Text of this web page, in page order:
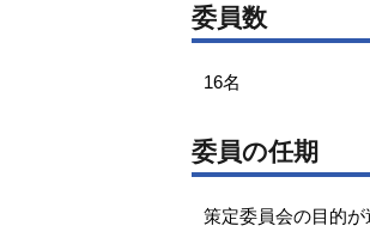
委員数
16名
委員の任期
策定委員会の目的